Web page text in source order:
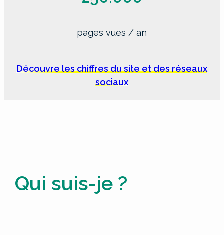
pages vues / an
Découvre les chiffres du site et des réseaux
sociaux
Qui suis-je ?